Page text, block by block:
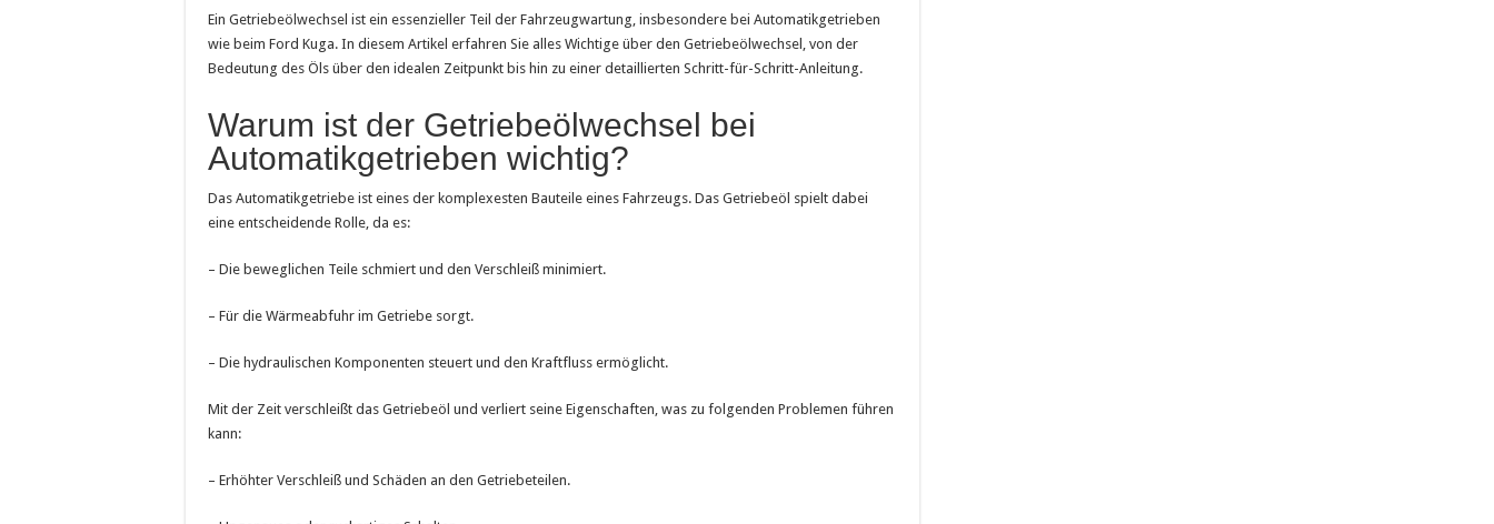
Ein Getriebeölwechsel ist ein essenzieller Teil der Fahrzeugwartung, insbesondere bei Automatikgetrieben
wie beim Ford Kuga. In diesem Artikel erfahren Sie alles Wichtige über den Getriebeölwechsel, von der
Bedeutung des Öls über den idealen Zeitpunkt bis hin zu einer detaillierten Schritt-für-Schritt-Anleitung.
Warum ist der Getriebeölwechsel bei
Automatikgetrieben wichtig?
Das Automatikgetriebe ist eines der komplexesten Bauteile eines Fahrzeugs. Das Getriebeöl spielt dabei
eine entscheidende Rolle, da es:
– Die beweglichen Teile schmiert und den Verschleiß minimiert.
– Für die Wärmeabfuhr im Getriebe sorgt.
– Die hydraulischen Komponenten steuert und den Kraftfluss ermöglicht.
Mit der Zeit verschleißt das Getriebeöl und verliert seine Eigenschaften, was zu folgenden Problemen führen
kann:
– Erhöhter Verschleiß und Schäden an den Getriebeteilen.